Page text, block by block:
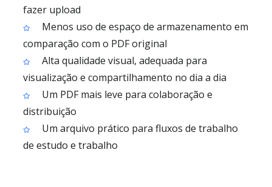
fazer upload
Menos uso de espaço de armazenamento em
comparação com o PDF original
Alta qualidade visual, adequada para
visualização e compartilhamento no dia a dia
Um PDF mais leve para colaboração e
distribuição
Um arquivo prático para fluxos de trabalho
de estudo e trabalho